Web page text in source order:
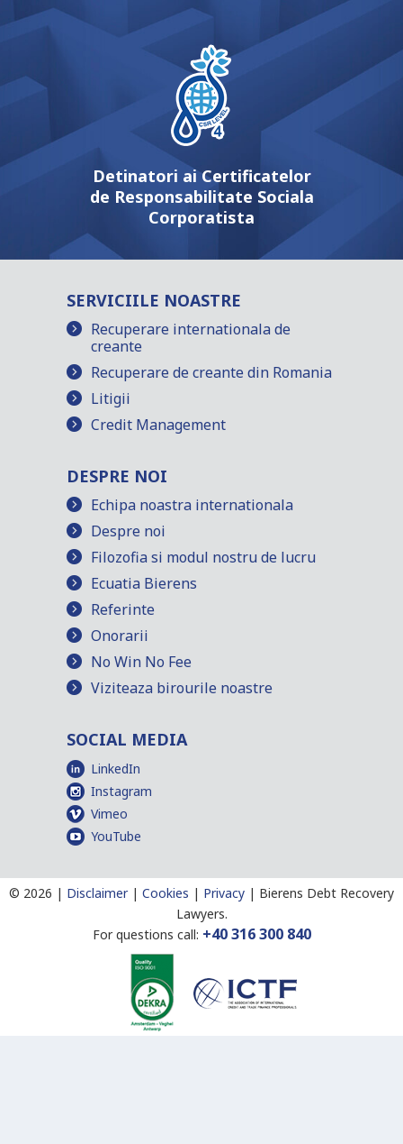
Detinatori ai Certificatelor
de Responsabilitate Sociala
Corporatista
SERVICIILE NOASTRE
Recuperare internationala de
creante
Recuperare de creante din Romania
Litigii
Credit Management
DESPRE NOI
Echipa noastra internationala
Despre noi
Filozofia si modul nostru de lucru
Ecuatia Bierens
Referinte
Onorarii
No Win No Fee
Viziteaza birourile noastre
SOCIAL MEDIA
LinkedIn
Instagram
Vimeo
YouTube
© 2026 | Disclaimer| Cookies | Privacy | Bierens Debt Recovery
Lawyers.
For questions call: +40 316 300 840